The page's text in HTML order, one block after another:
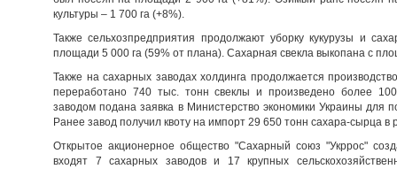
культуры – 1 700 га (+8%).
Также сельхозпредприятия продолжают уборку кукурузы и
площади 5 000 га (59% от плана). Сахарная свекла выкопана с
Также на сахарных заводах холдинга продолжается
переработано 740 тыс. тонн свеклы и произведено более
заводом подана заявка в Министерство экономики Украины для
Ранее завод получил квоту на импорт 29 650 тонн сахара-сырца в
Открытое акционерное общество "Сахарный союз "Укррос"
входят 7 сахарных заводов и 17 крупных